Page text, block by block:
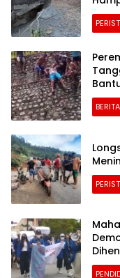
BERITA